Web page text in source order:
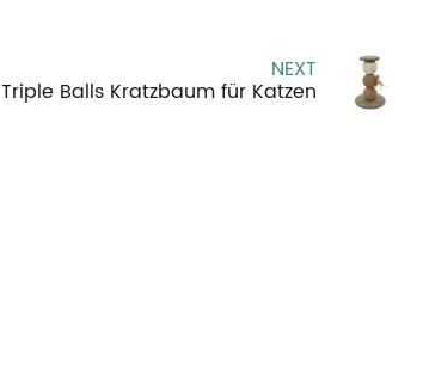
NEXT
Triple Balls Kratzbaum für Katzen